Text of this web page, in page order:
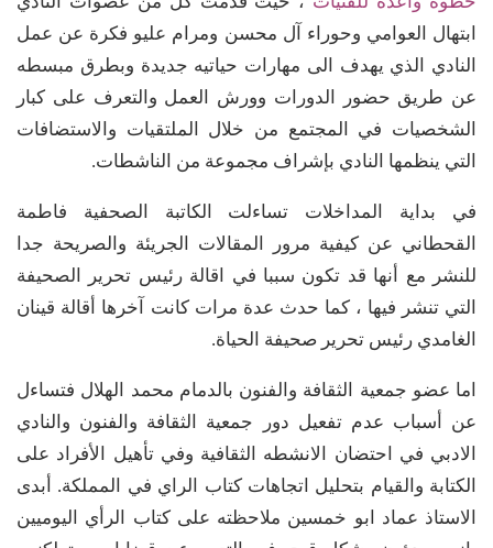
ابتهال العوامي وحوراء آل محسن ومرام عليو فكرة عن عمل
النادي الذي يهدف الى مهارات حياتيه جديدة وبطرق مبسطه
عن طريق حضور الدورات وورش العمل والتعرف على كبار
الشخصيات في المجتمع من خلال الملتقيات والاستضافات
التي ينظمها النادي بإشراف مجموعة من الناشطات.
في بداية المداخلات تساءلت الكاتبة الصحفية فاطمة
القحطاني عن كيفية مرور المقالات الجريئة والصريحة جدا
للنشر مع أنها قد تكون سببا في اقالة رئيس تحرير الصحيفة
التي تنشر فيها ، كما حدث عدة مرات كانت آخرها أقالة قينان
الغامدي رئيس تحرير صحيفة الحياة.
اما عضو جمعية الثقافة والفنون بالدمام محمد الهلال فتساءل
عن أسباب عدم تفعيل دور جمعية الثقافة والفنون والنادي
الادبي في احتضان الانشطه الثقافية وفي تأهيل الأفراد على
الكتابة والقيام بتحليل اتجاهات كتاب الراي في المملكة. أبدى
الاستاذ عماد ابو خمسين ملاحظته على كتاب الرأي اليوميين